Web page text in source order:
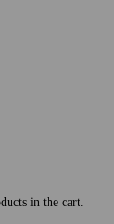
in the cart.